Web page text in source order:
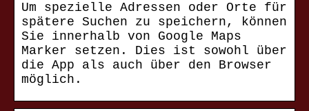
Um spezielle Adressen oder Orte für
spätere Suchen zu speichern, können
Sie innerhalb von Google Maps
Marker setzen. Dies ist sowohl über
die App als auch über den Browser
möglich.